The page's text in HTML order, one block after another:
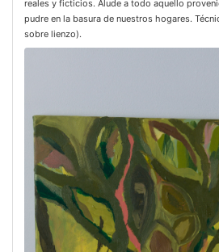
reales y ficticios. Alude a todo aquello
pudre en la basura de nuestros hogares.
sobre lienzo).